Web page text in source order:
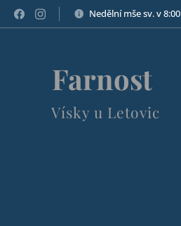
Nedělní mše sv. v 8:00
Farnost
Vísky u Letovic